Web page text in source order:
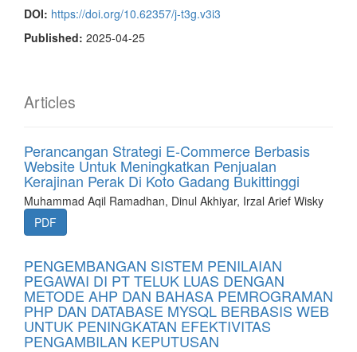
DOI: https://doi.org/10.62357/j-t3g.v3i3
Published: 2025-04-25
Articles
Perancangan Strategi E-Commerce Berbasis
Website Untuk Meningkatkan Penjualan
Kerajinan Perak Di Koto Gadang Bukittinggi
Muhammad Aqil Ramadhan, Dinul Akhiyar, Irzal Arief Wisky
PDF
PENGEMBANGAN SISTEM PENILAIAN
PEGAWAI DI PT TELUK LUAS DENGAN
METODE AHP DAN BAHASA PEMROGRAMAN
PHP DAN DATABASE MYSQL BERBASIS WEB
UNTUK PENINGKATAN EFEKTIVITAS
PENGAMBILAN KEPUTUSAN